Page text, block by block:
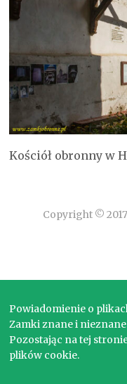
Kościół obronny w
Copyright ©
Powiadomienie o
Zamki znane i
Pozostając na tej
plików cookie.